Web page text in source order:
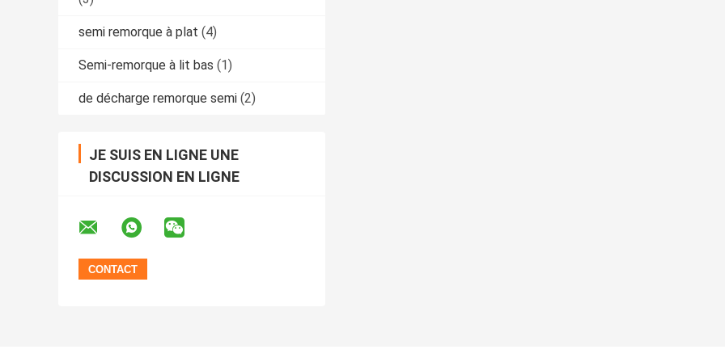
semi remorque à plat (4)
Semi-remorque à lit bas (1)
de décharge remorque semi (2)
JE SUIS EN LIGNE UNE
DISCUSSION EN LIGNE